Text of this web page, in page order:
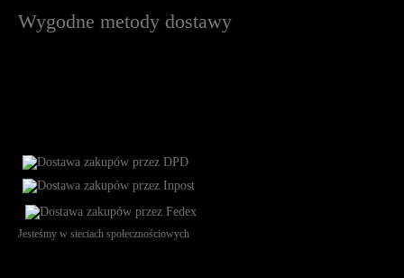
Wygodne metody dostawy
Jesteśmy w sieciach społecznościowych